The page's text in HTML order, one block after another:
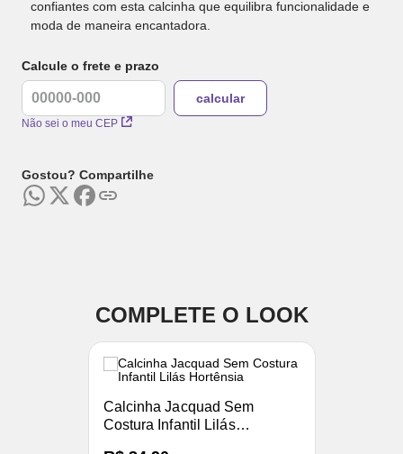
confiantes com esta calcinha que equilibra funcionalidade e
moda de maneira encantadora.
Calcule o frete e prazo
Não sei o meu CEP
Gostou? Compartilhe
COMPLETE O LOOK
Calcinha Jacquad Sem
Costura Infantil Lilás